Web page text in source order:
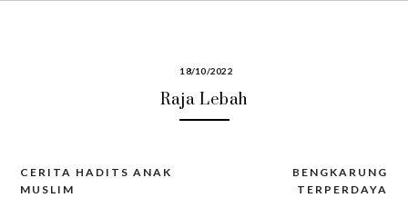
18/10/2022
Raja Lebah
Post
BENGKARUNG
TERPERDAYA
CERITA HADITS ANAK
MUSLIM